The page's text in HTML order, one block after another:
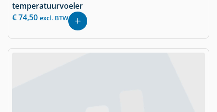
temperatuurvoeler
€74,50 excl. BTW